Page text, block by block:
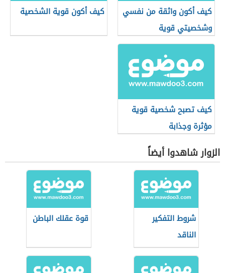
كيف أكون واثقة من نفسي
وشخصيتي قوية
كيف أكون قوية الشخصية
كيف تصبح شخصية قوية
مؤثرة وجذابة
الزوار شاهدوا أيضاً
شروط التفكير
الناقد
قوة عقلك الباطن